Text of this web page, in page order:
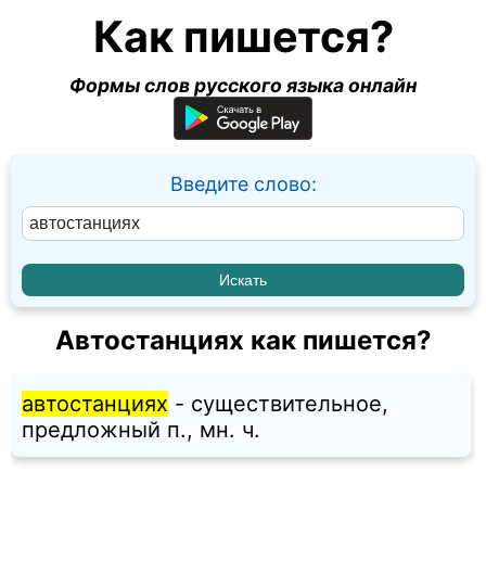
Как пишется?
Формы слов русского языка онлайн
Введите слово:
Автостанциях как пишется?
автостанциях - существительное,
предложный п., мн. ч.